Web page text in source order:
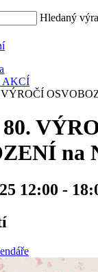
Hledaný
AKCÍ
na
12:00 -